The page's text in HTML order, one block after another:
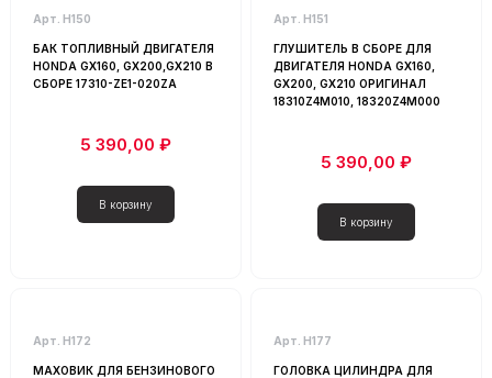
Арт. Н150
БАК ТОПЛИВНЫЙ ДВИГАТЕЛЯ
HONDA GX160, GX200,GX210 В
СБОРЕ 17310-ZE1-020ZA
5 390,00 ₽
Арт. Н151
ГЛУШИТЕЛЬ В СБОРЕ ДЛЯ
ДВИГАТЕЛЯ HONDA GX160,
GX200, GX210 ОРИГИНАЛ
18310Z4M010, 18320Z4M000
5 390,00 ₽
Арт. Н172
МАХОВИК ДЛЯ БЕНЗИНОВОГО
Арт. Н177
ГОЛОВКА ЦИЛИНДРА ДЛЯ